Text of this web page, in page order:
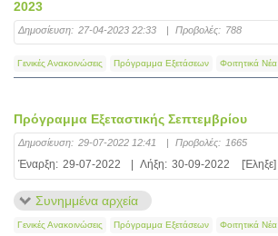
2023
Δημοσίευση: 27-04-2023 22:33 | Προβολές: 788
Γενικές Ανακοινώσεις Πρόγραμμα Εξετάσεων Φοιτητικά Νέα
Πρόγραμμα Εξεταστικής Σεπτεμβρίου
Δημοσίευση: 29-07-2022 12:41 | Προβολές: 1665
Έναρξη: 29-07-2022 Λήξη: 30-09-2022 [Έληξε]
Συνημμένα αρχεία
Γενικές Ανακοινώσεις Πρόγραμμα Εξετάσεων Φοιτητικά Νέα